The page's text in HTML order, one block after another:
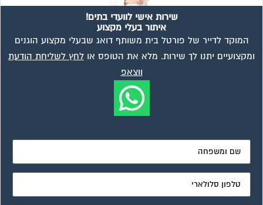
שירות אישי לוועדי בתים!
איתור בעלי מקצוע
המוקד לדייר של פורטל בית משותף דואג שבעלי מקצוע הוגנים
ומקצועיים יתנו לך שירות. מלא את הטופס אולחץ לשליחת הודעת
ווצאפ